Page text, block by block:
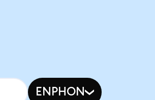
ENPHON